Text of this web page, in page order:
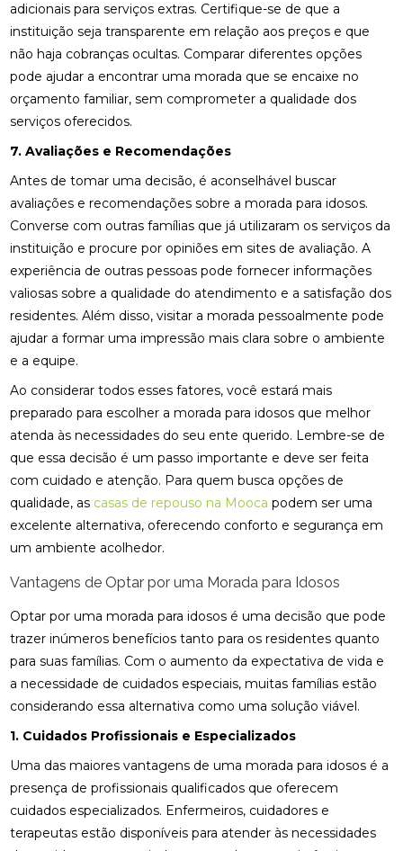
adicionais para serviços extras. Certifique-se de que a
instituição seja transparente em relação aos preços e que
não haja cobranças ocultas. Comparar diferentes opções
pode ajudar a encontrar uma morada que se encaixe no
orçamento familiar, sem comprometer a qualidade dos
serviços oferecidos.
7. Avaliações e Recomendações
Antes de tomar uma decisão, é aconselhável buscar
avaliações e recomendações sobre a morada para idosos.
Converse com outras famílias que já utilizaram os serviços da
instituição e procure por opiniões em sites de avaliação. A
experiência de outras pessoas pode fornecer informações
valiosas sobre a qualidade do atendimento e a satisfação dos
residentes. Além disso, visitar a morada pessoalmente pode
ajudar a formar uma impressão mais clara sobre o ambiente
e a equipe.
Ao considerar todos esses fatores, você estará mais
preparado para escolher a morada para idosos que melhor
atenda às necessidades do seu ente querido. Lembre-se de
que essa decisão é um passo importante e deve ser feita
com cuidado e atenção. Para quem busca opções de
qualidade, as casas de repouso na Mooca podem ser uma
excelente alternativa, oferecendo conforto e segurança em
um ambiente acolhedor.
Vantagens de Optar por uma Morada para Idosos
Optar por uma morada para idosos é uma decisão que pode
trazer inúmeros benefícios tanto para os residentes quanto
para suas famílias. Com o aumento da expectativa de vida e
a necessidade de cuidados especiais, muitas famílias estão
considerando essa alternativa como uma solução viável.
1. Cuidados Profissionais e Especializados
Uma das maiores vantagens de uma morada para idosos é a
presença de profissionais qualificados que oferecem
cuidados especializados. Enfermeiros, cuidadores e
terapeutas estão disponíveis para atender às necessidades